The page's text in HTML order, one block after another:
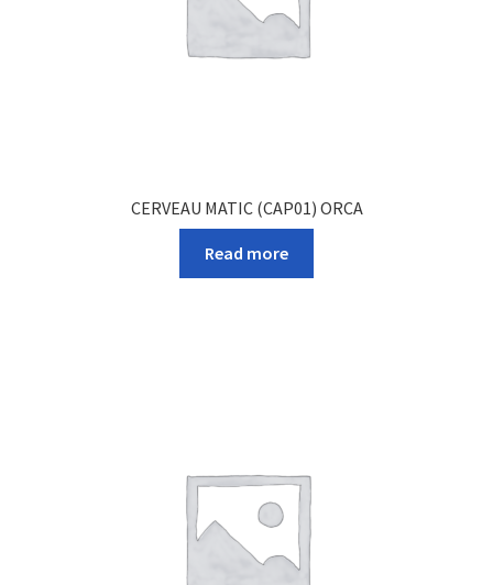
CERVEAU MATIC (CAP01) ORCA
Read more